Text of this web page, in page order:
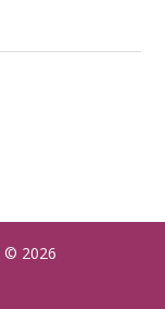
© 2026